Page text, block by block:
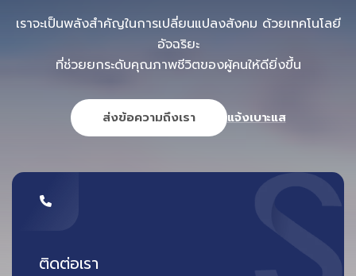
เราจะเป็นพลังสำคัญในการเปลี่ยนแปลงสังคม ด้วยเทคโนโลยี
อัจฉริยะ
ที่ช่วยยกระดับคุณภาพชีวิตของผู้คนให้ดียิ่งขึ้น
ส่งข้อความถึงเรา แจ้งเบาะแส
ติดต่อเรา